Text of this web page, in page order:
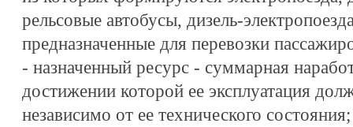
рельсовые автобусы, дизель-
предназначенные для перевозки
- назначенный ресурс - суммарная
достижении которой ее эксплуатация
независимо от ее технического состояния;